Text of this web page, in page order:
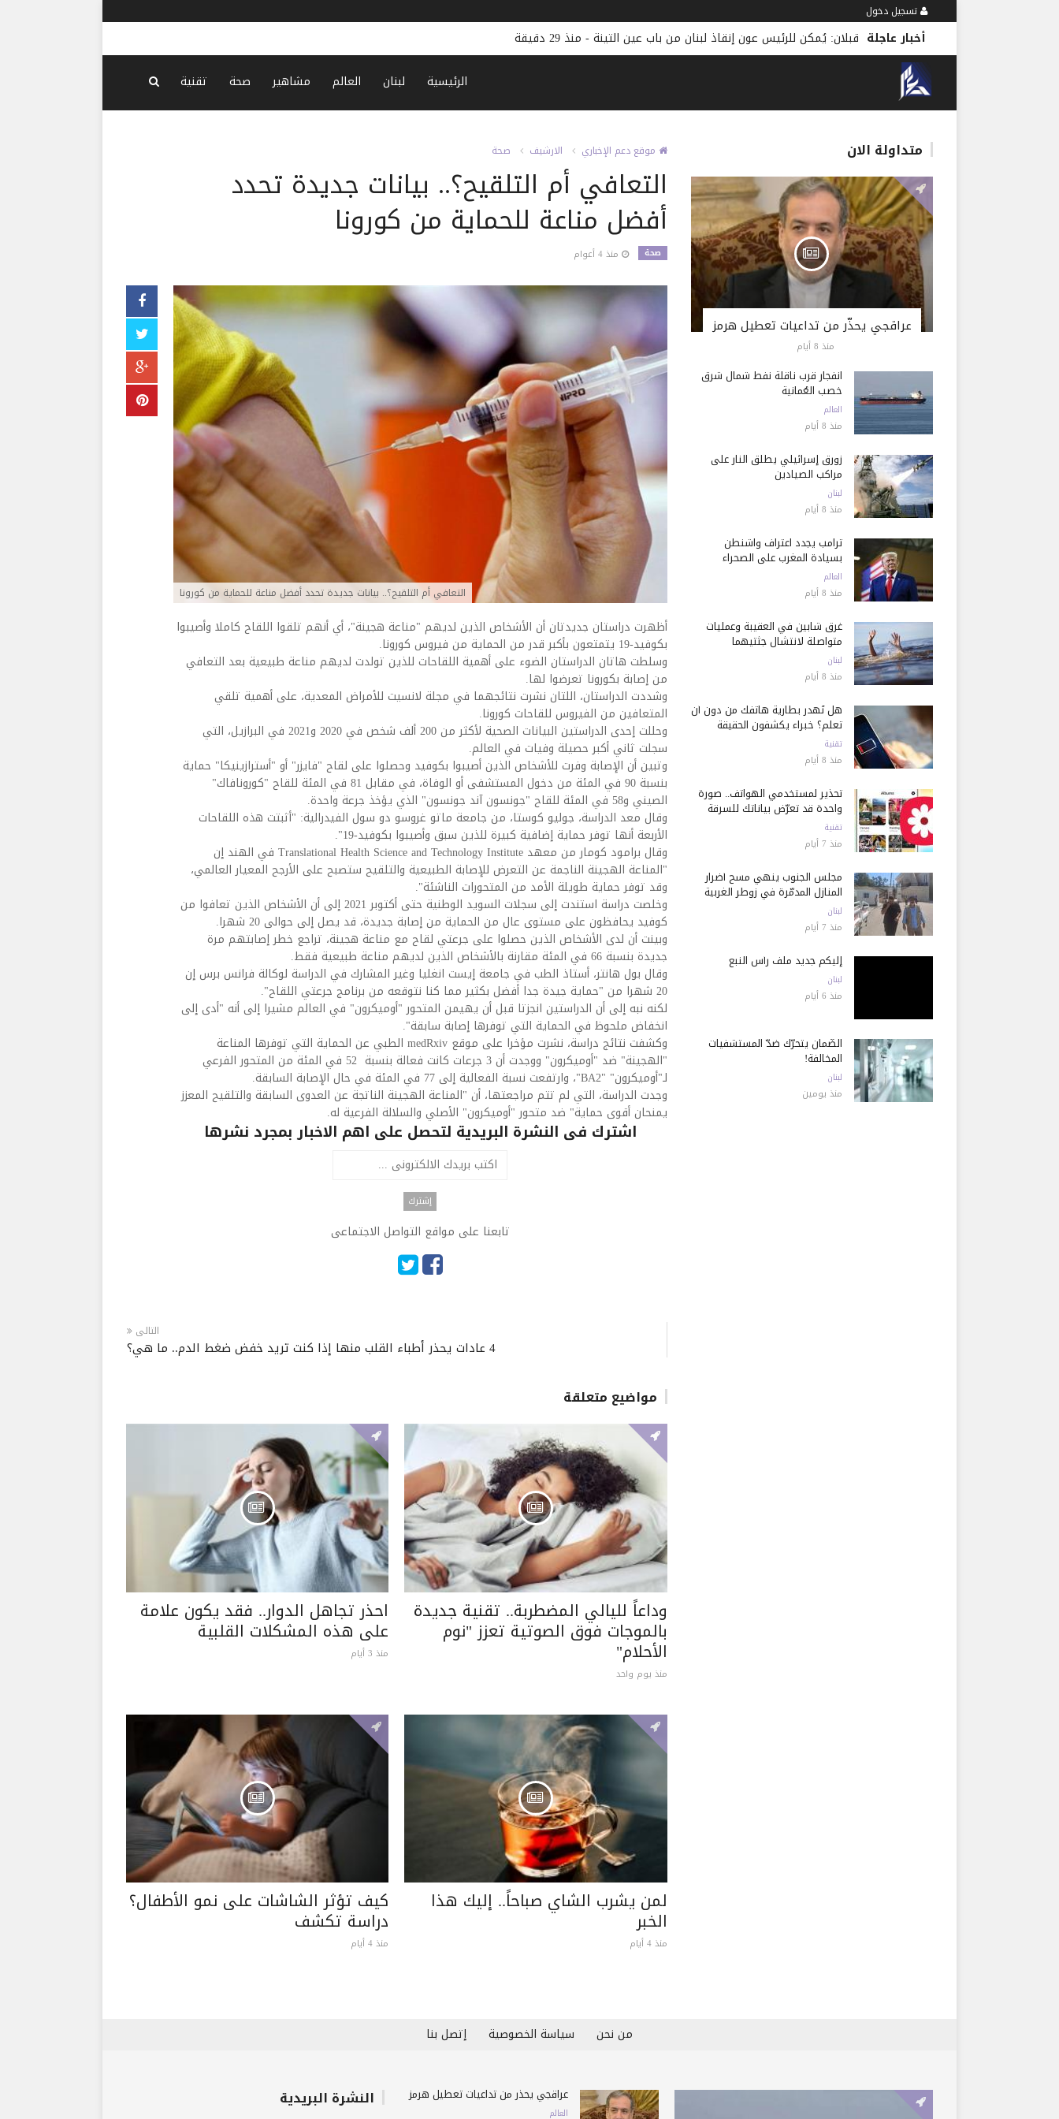
تسجيل دخول
أخبار عاجلة
قبلان: يُمكن للرئيس عون إنقاذ لبنان من باب عين التينة -منذ 29 دقيقة
الرئيسية لبنان العالم مشاهير صحة تقنية
موقع دعم الإخباري الارشيف صحة
التعافي أم التلقيح؟.. بيانات جديدة تحدد
أفضل مناعة للحماية من كورونا
صحة منذ 4 أعوام
التعافي أم التلقيح؟.. بيانات جديدة تحدد أفضل مناعة للحماية من كورونا
أظهرت دراستان جديدتان أن الأشخاص الذين لديهم "مناعة هجينة"، أي أنهم تلقوا اللقاح كاملا وأصيبوا
بكوفيد-19 يتمتعون بأكبر قدر من الحماية من فيروس كورونا.
وسلطت هاتان الدراستان الضوء على أهمية اللقاحات للذين تولدت لديهم مناعة طبيعية بعد التعافي
من إصابة بكورونا تعرضوا لها.
وشددت الدراستان، اللتان نشرت نتائجهما في مجلة لانسيت للأمراض المعدية، على أهمية تلقي
المتعافين من الفيروس للقاحات كورونا.
وحللت إحدى الدراستين البيانات الصحية لأكثر من 200 ألف شخص في 2020 و2021 في البرازيل، التي
سجلت ثاني أكبر حصيلة وفيات في العالم.
وتبين أن الإصابة وفرت للأشخاص الذين أصيبوا بكوفيد وحصلوا على لقاح "فايزر" أو "أسترازينيكا" حماية
بنسبة 90 في المئة من دخول المستشفى أو الوفاة، في مقابل 81 في المئة للقاح "كورونافاك"
الصيني و58 في المئة للقاح "جونسون آند جونسون" الذي يؤخذ جرعة واحدة.
وقال معد الدراسة، جوليو كوستا، من جامعة ماتو غروسو دو سول الفيدرالية: "أثبتت هذه اللقاحات
الأربعة أنها توفر حماية إضافية كبيرة للذين سبق وأصيبوا بكوفيد-19".
وقال برامود كومار من معهد Translational Health Science and Technology Institute في الهند إن
"المناعة الهجينة الناجمة عن التعرض للإصابة الطبيعية والتلقيح ستصبح على الأرجح المعيار العالمي،
وقد توفر حماية طويلة الأمد من المتحورات الناشئة".
وخلصت دراسة استندت إلى سجلات السويد الوطنية حتى أكتوبر 2021 إلى أن الأشخاص الذين تعافوا من
كوفيد يحافظون على مستوى عال من الحماية من إصابة جديدة، قد يصل إلى حوالى 20 شهرا.
وبينت أن لدى الأشخاص الذين حصلوا على جرعتي لقاح مع مناعة هجينة، تراجع خطر إصابتهم مرة
جديدة بنسبة 66 في المئة مقارنة بالأشخاص الذين لديهم مناعة طبيعية فقط.
وقال بول هانتر، أستاذ الطب في جامعة إيست انغليا وغير المشارك في الدراسة لوكالة فرانس برس إن
20 شهرا من "حماية جيدة جدا أفضل بكثير مما كنا نتوقعه من برنامج جرعتي اللقاح".
لكنه نبه إلى أن الدراستين انجزتا قبل أن يهيمن المتحور "أوميكرون" في العالم مشيرا إلى أنه "أدى إلى
انخفاض ملحوظ في الحماية التي توفرها إصابة سابقة".
وكشفت نتائج دراسة، نشرت مؤخرا على موقع medRxiv الطبي عن الحماية التي توفرها المناعة
"الهجينة" ضد "أوميكرون" ووجدت أن 3 جرعات كانت فعالة بنسبة 52 في المئة من المتحور الفرعي
لـ"أوميكرون" "BA2"، وارتفعت نسبة الفعالية إلى 77 في المئة في حال الإصابة السابقة.
وجدت الدراسة، التي لم تتم مراجعتها، أن "المناعة الهجينة الناتجة عن العدوى السابقة والتلقيح المعزز
يمنحان أقوى حماية" ضد متحور "أوميكرون" الأصلي والسلالة الفرعية له.
اشترك فى النشرة البريدية لتحصل على اهم الاخبار بمجرد نشرها
تابعنا على مواقع التواصل الاجتماعى
التالى
4 عادات يحذر أطباء القلب منها إذا كنت تريد خفض ضغط الدم.. ما هي؟
مواضيع متعلقة
وداعاً لليالي المضطربة.. تقنية جديدة
بالموجات فوق الصوتية تعزز "نوم
الأحلام"
منذ يوم واحد
احذر تجاهل الدوار.. فقد يكون علامة
على هذه المشكلات القلبية
منذ 3 أيام
لمن يشرب الشاي صباحاً.. إليك هذا
الخبر
منذ 4 أيام
كيف تؤثر الشاشات على نمو الأطفال؟
دراسة تكشف
منذ 4 أيام
متداولة الان
عراقجي يحذّر من تداعيات تعطيل هرمز
منذ 8 أيام
انفجار قرب ناقلة نفط شمال شرق
خصب العُمانية
العالم
منذ 8 أيام
زورق إسرائيلي يطلق النار على
مراكب الصيادين
لبنان
منذ 8 أيام
ترامب يجدد اعتراف واشنطن
بسيادة المغرب على الصحراء
العالم
منذ 8 أيام
غرق شابين في العقيبة وعمليات
متواصلة لانتشال جثتيهما
لبنان
منذ 8 أيام
هل تُهدر بطارية هاتفك من دون أن
تعلم؟ خبراء يكشفون الحقيقة
تقنية
منذ 8 أيام
تحذير لمستخدمي الهواتف.. صورة
واحدة قد تعرّض بياناتك للسرقة
تقنية
منذ 7 أيام
مجلس الجنوب ينهي مسح أضرار
المنازل المدمّرة في زوطر الغربية
لبنان
منذ 7 أيام
إليكم جديد ملف رأس النبع
لبنان
منذ 6 أيام
الضّمان يتحرّك ضدّ المستشفيات
المخالفة!
لبنان
منذ يومين
من نحن سياسة الخصوصية إتصل بنا
عراقجي يحذّر من تداعيات تعطيل هرمز
العالم
النشرة البريدية